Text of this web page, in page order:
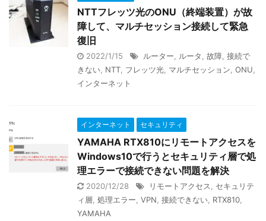
NTTフレッツ光のONU（終端装置）が故
障して、マルチセッション接続して緊急
復旧
2022/1/15 ルーター ルータ 故障 接続で
きない NTT フレッツ光 マルチセッション ONU
インターネット
インターネット セキュリティ
YAMAHA RTX810にリモートアクセスを
Windows10で行うとセキュリティ層で処
理エラーで接続できない問題を解決
2020/12/28 リモートアクセス
セキュリテ
ィ層 処理エラー VPN 接続できない RTX810
YAMAHA